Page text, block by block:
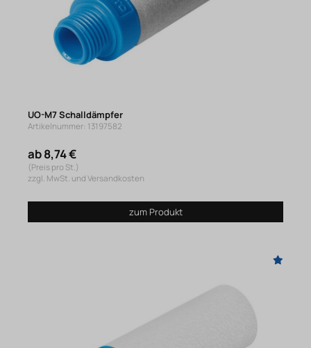
UO-M7 Schalldämpfer
Artikelnummer: 13197582
ab 8,74 €
(Preis pro St.)
zzgl. MwSt. und Versandkosten
zum Produkt